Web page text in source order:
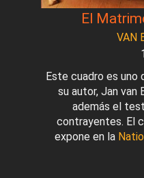
El
VAN
Este cuadro es uno
su autor, Jan van
además el
contrayentes. El
expone en la